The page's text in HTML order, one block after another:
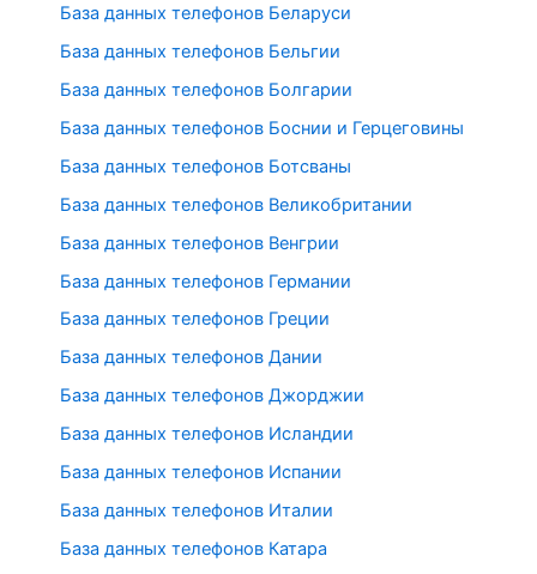
База данных телефонов Беларуси
База данных телефонов Бельгии
База данных телефонов Болгарии
База данных телефонов Боснии и Герцеговины
База данных телефонов Ботсваны
База данных телефонов Великобритании
База данных телефонов Венгрии
База данных телефонов Германии
База данных телефонов Греции
База данных телефонов Дании
База данных телефонов Джорджии
База данных телефонов Исландии
База данных телефонов Испании
База данных телефонов Италии
База данных телефонов Катара